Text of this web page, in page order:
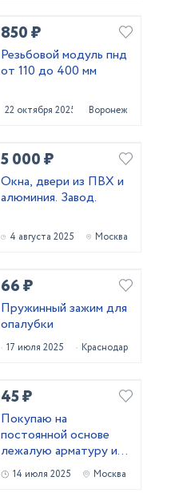
850 ₽
Резьбовой модуль пнд
от 110 до 400 мм
22 октября 2025 Воронеж
5 000 ₽
Окна, двери из ПВХ и
алюминия. Завод.
4 августа 2025 Москва
66 ₽
Пружинный зажим для
опалубки
17 июля 2025 Краснодар
45 ₽
Покупаю на
постоянной основе
лежалую арматуру и
металлопрокат!
Самовывоз
14 июля 2025 Москва